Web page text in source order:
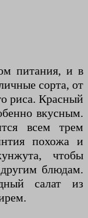
питания, и в
сорта, от
риса. Красный
вкусным.
всем трем
похожа и
чтобы
блюдам.
салат из